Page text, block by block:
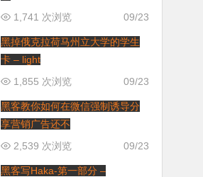
09/23
1,741 次浏览
黑掉俄克拉荷马州立大学的学生
卡 – light
09/23
1,855 次浏览
黑客教你如何在微信强制诱导分
享营销广告还不
09/23
2,539 次浏览
黑客写Haka-第一部分 –